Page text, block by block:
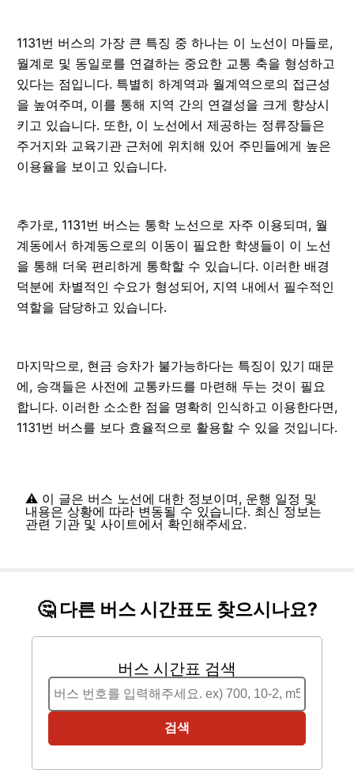
1131번 버스의 가장 큰 특징 중 하나는 이 노선이 마들로,
월계로 및 동일로를 연결하는 중요한 교통 축을 형성하고
있다는 점입니다. 특별히 하계역과 월계역으로의 접근성
을 높여주며, 이를 통해 지역 간의 연결성을 크게 향상시
키고 있습니다. 또한, 이 노선에서 제공하는 정류장들은
주거지와 교육기관 근처에 위치해 있어 주민들에게 높은
이용율을 보이고 있습니다.
추가로, 1131번 버스는 통학 노선으로 자주 이용되며, 월
계동에서 하계동으로의 이동이 필요한 학생들이 이 노선
을 통해 더욱 편리하게 통학할 수 있습니다. 이러한 배경
덕분에 차별적인 수요가 형성되어, 지역 내에서 필수적인
역할을 담당하고 있습니다.
마지막으로, 현금 승차가 불가능하다는 특징이 있기 때문
에, 승객들은 사전에 교통카드를 마련해 두는 것이 필요
합니다. 이러한 소소한 점을 명확히 인식하고 이용한다면,
1131번 버스를 보다 효율적으로 활용할 수 있을 것입니다.
⚠️ 이 글은 버스 노선에 대한 정보이며, 운행 일정 및
내용은 상황에 따라 변동될 수 있습니다. 최신 정보는
관련 기관 및 사이트에서 확인해주세요.
🤔 다른 버스 시간표도 찾으시나요?
버스 시간표 검색
검색